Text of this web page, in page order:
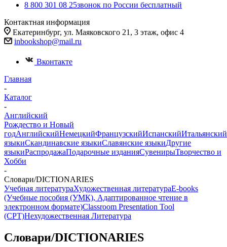
8 800 301 08 25звонок по России бесплатный
Контактная информация
Екатеринбург, ул. Маяковского 21, 3 этаж, офис 4
inbookshop@mail.ru
Вконтакте
Главная
-
Каталог
-
Английский
Рождество и Новый
годАнглийскийНемецкийФранцузскийИспанскийИтальянский
языкиСкандинавские языкиСлавянские языкиДругие
языкиРаспродажаПодарочные изданияСувенирыТворчество и
Хобби
-
Словари/DICTIONARIES
Учебная литератураХудожественная литератураE-books
(Учебные пособия (УМК), Адаптированное чтение в
электронном формате)Classroom Presentation Tool
(CPT)Нехудожественная Литература
Словари/DICTIONARIES